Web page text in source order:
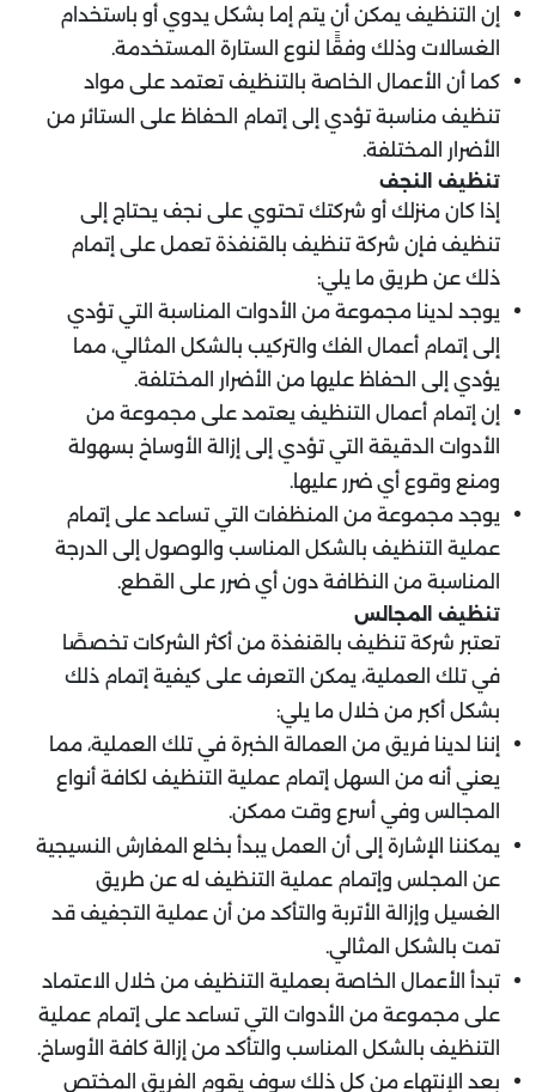
إن التنظيف يمكن أن يتم إما بشكل يدوي أو باستخدام
الغسالات وذلك وفقًَا لنوع الستارة المستخدمة.
كما أن الأعمال الخاصة بالتنظيف تعتمد على مواد
تنظيف مناسبة تؤدي إلى إتمام الحفاظ على الستائر من
الأضرار المختلفة.
تنظيف النجف
إذا كان منزلك أو شركتك تحتوي على نجف يحتاج إلى
تنظيف فإن شركة تنظيف بالقنفذة تعمل على إتمام
ذلك عن طريق ما يلي:
يوجد لدينا مجموعة من الأدوات المناسبة التي تؤدي
إلى إتمام أعمال الفك والتركيب بالشكل المثالي، مما
يؤدي إلى الحفاظ عليها من الأضرار المختلفة.
إن إتمام أعمال التنظيف يعتمد على مجموعة من
الأدوات الدقيقة التي تؤدي إلى إزالة الأوساخ بسهولة
ومنع وقوع أي ضرر عليها.
يوجد مجموعة من المنظفات التي تساعد على إتمام
عملية التنظيف بالشكل المناسب والوصول إلى الدرجة
المناسبة من النظافة دون أي ضرر على القطع.
تنظيف المجالس
تعتبر شركة تنظيف بالقنفذة من أكثر الشركات تخصصًا
في تلك العملية، يمكن التعرف على كيفية إتمام ذلك
بشكل أكبر من خلال ما يلي:
إننا لدينا فريق من العمالة الخبرة في تلك العملية، مما
يعني أنه من السهل إتمام عملية التنظيف لكافة أنواع
المجالس وفي أسرع وقت ممكن.
يمكننا الإشارة إلى أن العمل يبدأ بخلع المفارش النسيجية
عن المجلس وإتمام عملية التنظيف له عن طريق
الغسيل وإزالة الأتربة والتأكد من أن عملية التجفيف قد
تمت بالشكل المثالي.
تبدأ الأعمال الخاصة بعملية التنظيف من خلال الاعتماد
على مجموعة من الأدوات التي تساعد على إتمام عملية
التنظيف بالشكل المناسب والتأكد من إزالة كافة الأوساخ.
بعد الإنتهاء من كل ذلك سوف يقوم الفريق المختص